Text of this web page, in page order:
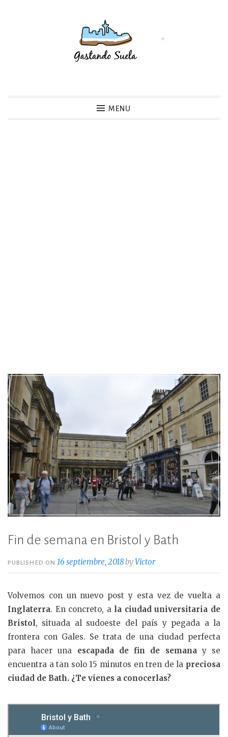
MENU
Fin de semana en Bristol y Bath
PUBLISHED ON 16 septiembre, 2018byVictor
Volvemos con un nuevo post y esta vez de vuelta a
Inglaterra. En concreto, a la ciudad universitaria de
Bristol , situada al sudoeste del país y pegada a la
frontera con Gales. Se trata de una ciudad perfecta
para hacer una escapada de fin de semanay se
encuentra a tan solo 15 minutos en tren de la preciosa
ciudad de Bath. ¿Te vienes a conocerlas?